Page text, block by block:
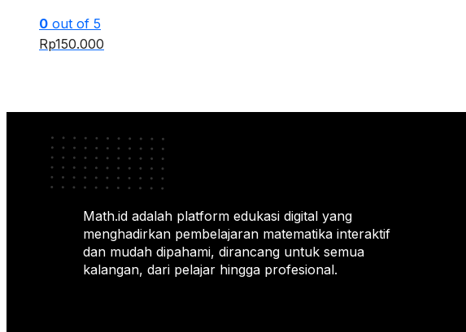
0 out of 5
Rp150.000
Math.id adalah platform edukasi digital yang
menghadirkan pembelajaran matematika interaktif
dan mudah dipahami, dirancang untuk semua
kalangan, dari pelajar hingga profesional.